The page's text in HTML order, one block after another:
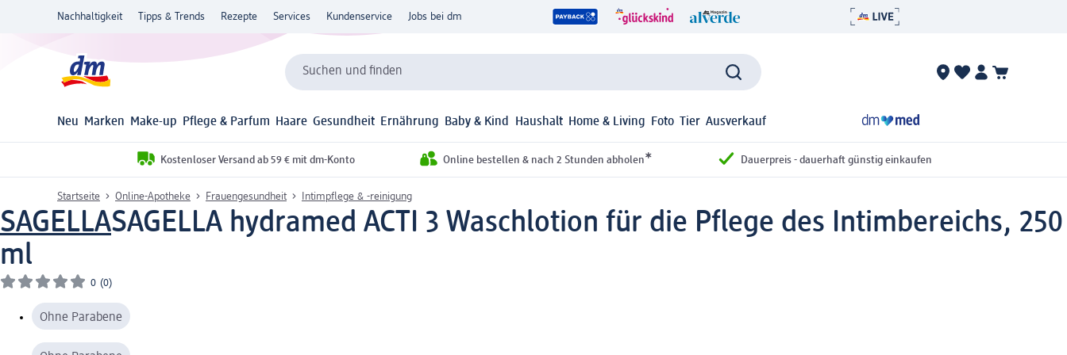
Nachhaltigkeit Tipps & Trends Rezepte Services Kundenservice Jobs bei dm
Suchen und finden
Neu Marken Make-up Pflege & Parfum Haare Gesundheit Ernährung Baby & Kind Haushalt Home & Living Foto Tier Ausverkauf
Kostenloser Versand ab 59 € mit dm-Konto Online bestellen & nach 2 Stunden abholen* Dauerpreis - dauerhaft günstig einkaufen
Startseite Online-Apotheke Frauengesundheit Intimpflege & -reinigung
SAGELLASAGELLA hydramed ACTI 3 Waschlotion für die Pflege des Intimbereichs, 250
ml
0 (0)
Ohne Parabene